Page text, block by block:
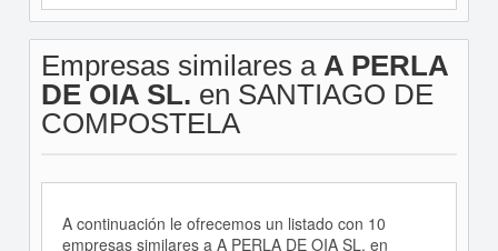
Empresas similares a A PERLA
DE OIA SL. en SANTIAGO DE
COMPOSTELA
A continuación le ofrecemos un listado con 10
empresas similares a A PERLA DE OIA SL. en